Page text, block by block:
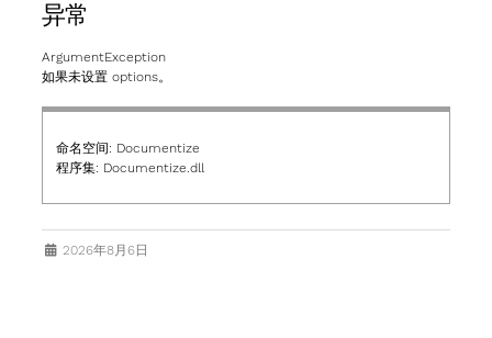
异常
ArgumentException
如果未设置 options。
命名空间: Documentize
程序集: Documentize.dll
2026年8月6日